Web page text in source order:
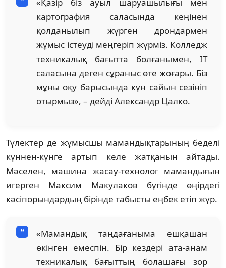
картография саласында кеңінен
қолданылып жүрген дрондармен
жұмыс істеуді меңгеріп жүрміз. Колледж
техникалық бағытта болғанымен, IT
саласына деген сұраныс өте жоғары. Біз
мұны оқу барысында күн сайын сезініп
отырмыз», – дейді Александр Цалко.
Түлектер де жұмысшы мамандықтарының беделі
күннен-күнге артып келе жатқанын айтады.
Мәселен, машина жасау-технолог мамандығын
игерген Максим Макулаков бүгінде өңірдегі
кәсіпорындардың бірінде табысты еңбек етіп жүр.
«Мамандық таңдағаныма ешқашан
өкінген емеспін. Бір кездері ата-анам
техникалық бағыттың болашағы зор